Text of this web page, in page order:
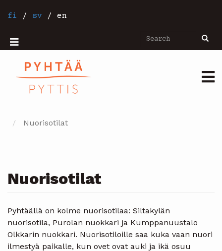
fi / sv / en
Search
Mobiilivalikko
Nuorisotilat
Nuorisotilat
Pyhtäällä on kolme nuorisotilaa: Siltakylän
nuorisotila, Purolan nuokkari ja Kumppanuustalo
Olkkarin nuokkari. Nuorisotiloille saa kuka vaan nuori
ilmestyä paikalle, kun ovet ovat auki ja ikä osuu